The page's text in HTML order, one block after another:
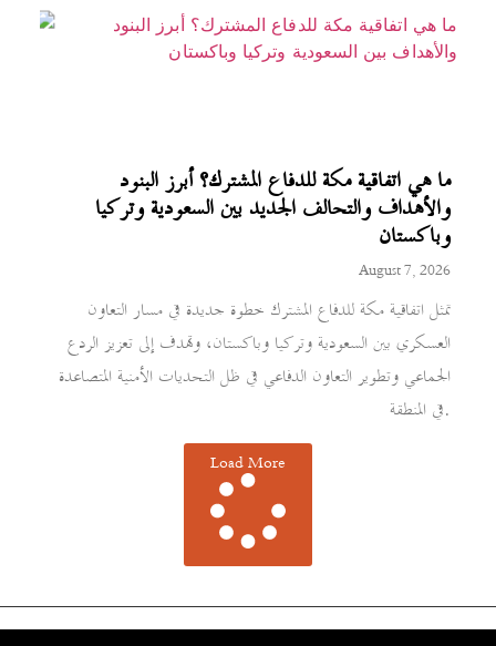
ما هي اتفاقية مكة للدفاع المشترك؟ أبرز البنود
والأهداف والتحالف الجديد بين السعودية وتركيا
وباكستان
August 7, 2026
تمثل اتفاقية مكة للدفاع المشترك خطوة جديدة في مسار التعاون
العسكري بين السعودية وتركيا وباكستان، وتهدف إلى تعزيز الردع
الجماعي وتطوير التعاون الدفاعي في ظل التحديات الأمنية المتصاعدة
في المنطقة.
Load More